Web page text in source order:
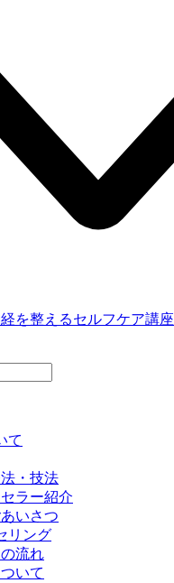
を整えるセルフケア講座
て
・技法
ラー紹介
いさつ
リング
流れ
いて